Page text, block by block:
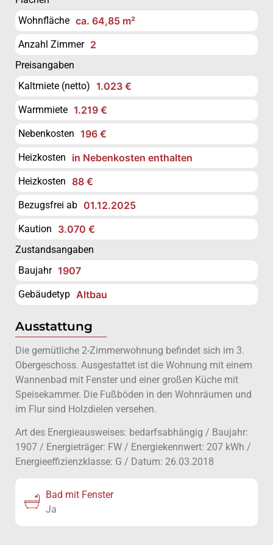
Wohnfläche ca. 64,85 m²
Anzahl Zimmer 2
Preisangaben
Kaltmiete (netto) 1.023 €
Warmmiete 1.219 €
Nebenkosten 196 €
Heizkosten in Nebenkosten enthalten
Heizkosten 88 €
Bezugsfrei ab 01.12.2025
Kaution 3.070 €
Zustandsangaben
Baujahr 1907
Gebäudetyp Altbau
Ausstattung
Die gemütliche 2-Zimmerwohnung befindet sich im 3.
Obergeschoss. Ausgestattet ist die Wohnung mit einem
Wannenbad mit Fenster und einer großen Küche mit
Speisekammer. Die Fußböden in den Wohnräumen und
im Flur sind Holzdielen versehen.
Art des Energieausweises: bedarfsabhängig / Baujahr:
1907 / Energieträger: FW / Energiekennwert: 207 kWh /
Energieeffizienzklasse: G / Datum: 26.03.2018
Bad mit Fenster
Ja